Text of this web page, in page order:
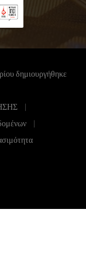
δημιουργήθηκε
σε νέο παράθυρο))
((ανοίγει σε νέο
παράθυρο))
((ανοίγει σε νέο